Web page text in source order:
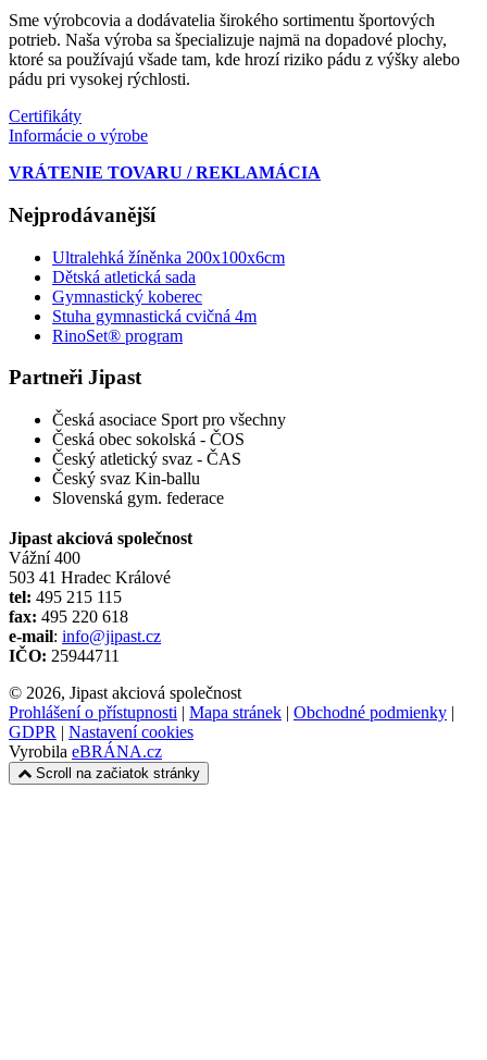
Sme výrobcovia a dodávatelia širokého sortimentu športových
potrieb. Naša výroba sa špecializuje najmä na dopadové plochy,
ktoré sa používajú všade tam, kde hrozí riziko pádu z výšky alebo
pádu pri vysokej rýchlosti.
Certifikáty
Informácie o výrobe
VRÁTENIE TOVARU / REKLAMÁCIA
Nejprodávanější
Ultralehká žíněnka 200x100x6cm
Dětská atletická sada
Gymnastický koberec
Stuha gymnastická cvičná 4m
RinoSet® program
Partneři Jipast
Česká asociace Sport pro všechny
Česká obec sokolská - ČOS
Český atletický svaz - ČAS
Český svaz Kin-ballu
Slovenská gym. federace
Jipast akciová společnost
Vážní 400
503 41 Hradec Králové
tel: 495 215 115
fax: 495 220 618
e-mail: info@jipast.cz
IČO: 25944711
© 2026, Jipast akciová společnost
Prohlášení o přístupnosti | Mapa stránek | Obchodné podmienky |
GDPR | Nastavení cookies
Vyrobila eBRÁNA.cz
Scroll na začiatok stránky